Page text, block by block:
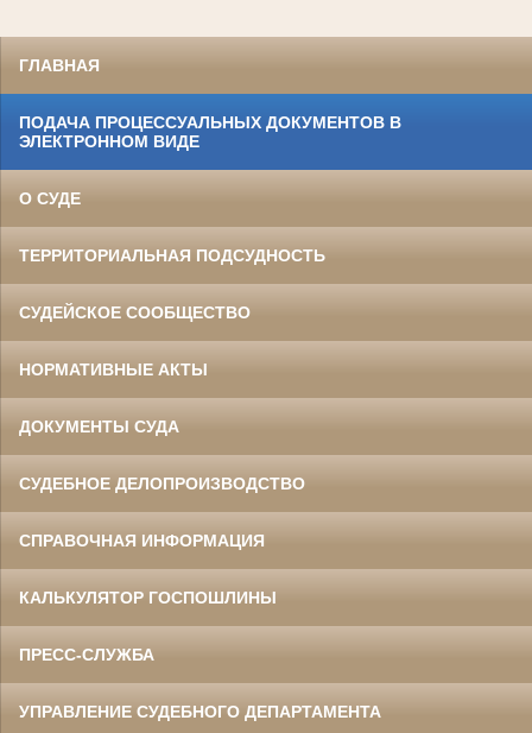
ГЛАВНАЯ
ПОДАЧА ПРОЦЕССУАЛЬНЫХ ДОКУМЕНТОВ В
ЭЛЕКТРОННОМ ВИДЕ
О СУДЕ
ТЕРРИТОРИАЛЬНАЯ ПОДСУДНОСТЬ
СУДЕЙСКОЕ СООБЩЕСТВО
НОРМАТИВНЫЕ АКТЫ
ДОКУМЕНТЫ СУДА
СУДЕБНОЕ ДЕЛОПРОИЗВОДСТВО
СПРАВОЧНАЯ ИНФОРМАЦИЯ
КАЛЬКУЛЯТОР ГОСПОШЛИНЫ
ПРЕСС-СЛУЖБА
УПРАВЛЕНИЕ СУДЕБНОГО ДЕПАРТАМЕНТА